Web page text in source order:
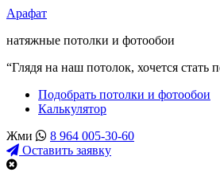
Арафат
натяжные потолки и фотообои
“Глядя на наш потолок, хочется стать
Подобрать потолки и фотообои
Калькулятор
Жми
8 964 005-30-60
Оставить заявку